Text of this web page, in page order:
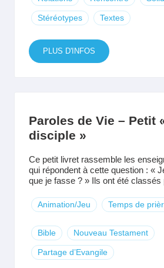
Stéréotypes Textes
PLUS D'INFOS
Paroles de Vie – Petit
disciple »
Ce petit livret rassemble les
qui répondent à cette question : «
que je fasse ? » Ils ont été classés
Animation/Jeu Temps de
Bible Nouveau Testament
Partage d’Evangile